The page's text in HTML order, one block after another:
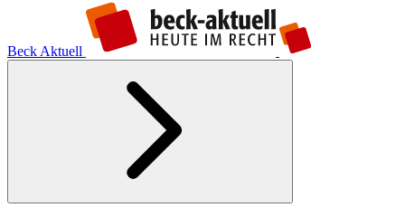
Beck Aktuell